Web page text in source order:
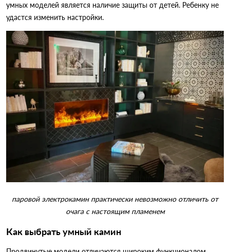
умных моделей является наличие защиты от детей. Ребенку не
удастся изменить настройки.
паровой электрокамин практически невозможно отличить от
очага с настоящим пламенем
Как выбрать умный камин